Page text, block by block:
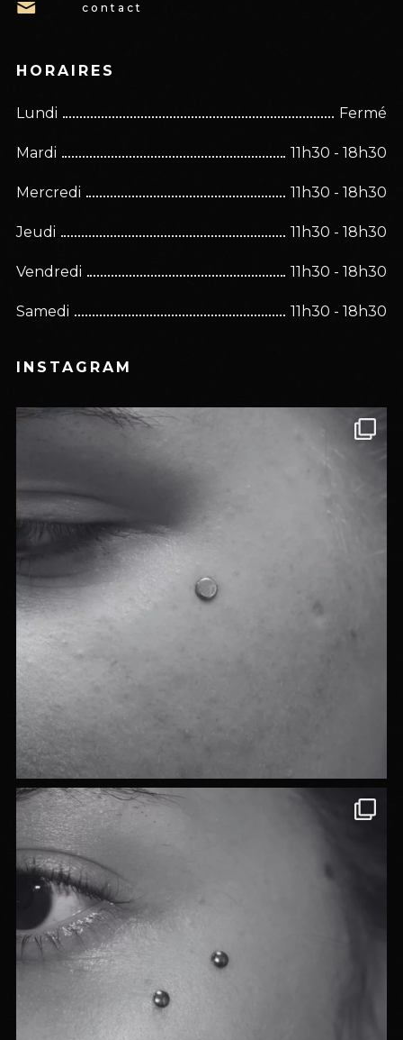
contact
HORAIRES
Lundi Fermé
Mardi 11h30 - 18h30
Mercredi 11h30 - 18h30
Jeudi 11h30 - 18h30
Vendredi 11h30 - 18h30
Samedi 11h30 - 18h30
INSTAGRAM